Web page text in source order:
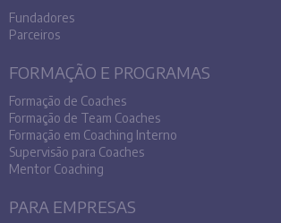
Fundadores
Parceiros
FORMAÇÃO E PROGRAMAS
Formação de Coaches
Formação de Team Coaches
Formação em Coaching Interno
Supervisão para Coaches
Mentor Coaching
PARA EMPRESAS